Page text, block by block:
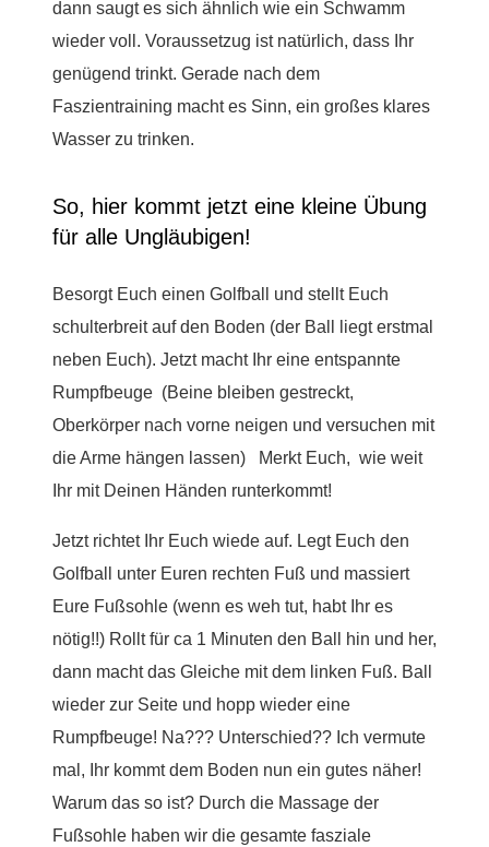
dann saugt es sich ähnlich wie ein Schwamm
wieder voll. Voraussetzug ist natürlich, dass Ihr
genügend trinkt. Gerade nach dem
Faszientraining macht es Sinn, ein großes klares
Wasser zu trinken.
So, hier kommt jetzt eine kleine Übung
für alle Ungläubigen!
Besorgt Euch einen Golfball und stellt Euch
schulterbreit auf den Boden (der Ball liegt erstmal
neben Euch). Jetzt macht Ihr eine entspannte
Rumpfbeuge (Beine bleiben gestreckt,
Oberkörper nach vorne neigen und versuchen mit
die Arme hängen lassen) Merkt Euch, wie weit
Ihr mit Deinen Händen runterkommt!
Jetzt richtet Ihr Euch wiede auf. Legt Euch den
Golfball unter Euren rechten Fuß und massiert
Eure Fußsohle (wenn es weh tut, habt Ihr es
nötig!!) Rollt für ca 1 Minuten den Ball hin und her,
dann macht das Gleiche mit dem linken Fuß. Ball
wieder zur Seite und hopp wieder eine
Rumpfbeuge! Na??? Unterschied?? Ich vermute
mal, Ihr kommt dem Boden nun ein gutes näher!
Warum das so ist? Durch die Massage der
Fußsohle haben wir die gesamte fasziale